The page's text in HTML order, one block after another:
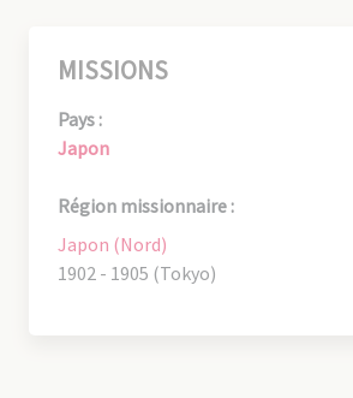
MISSIONS
Pays :
Japon
Région missionnaire :
Japon (Nord)
1902 - 1905 (Tokyo)